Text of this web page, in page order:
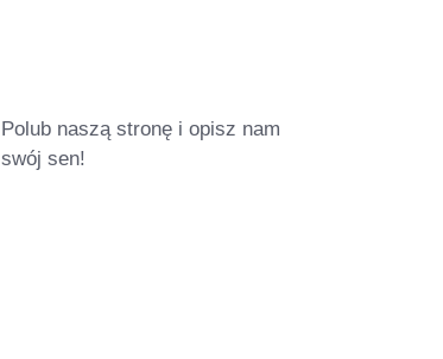
Polub naszą stronę i opisz nam
swój sen!